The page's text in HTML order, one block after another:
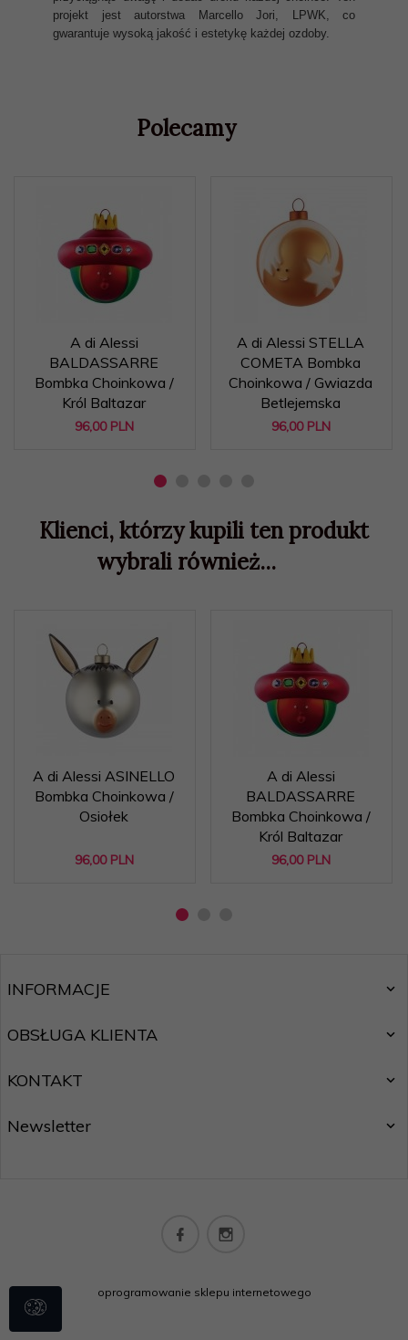
projekt jest autorstwa Marcello Jori, LPWK, co
gwarantuje wysoką jakość i estetykę każdej ozdoby.
Polecamy
A di Alessi
BALDASSARRE
Bombka Choinkowa /
Król Baltazar
96,00 PLN
A di Alessi STELLA
COMETA Bombka
Choinkowa / Gwiazda
Betlejemska
96,00 PLN
Klienci, którzy kupili ten produkt
wybrali również...
A di Alessi ASINELLO
Bombka Choinkowa /
Osiołek
96,00 PLN
A di Alessi
BALDASSARRE
Bombka Choinkowa /
Król Baltazar
96,00 PLN
INFORMACJE
OBSŁUGA KLIENTA
KONTAKT
Newsletter
oprogramowanie sklepu internetowego